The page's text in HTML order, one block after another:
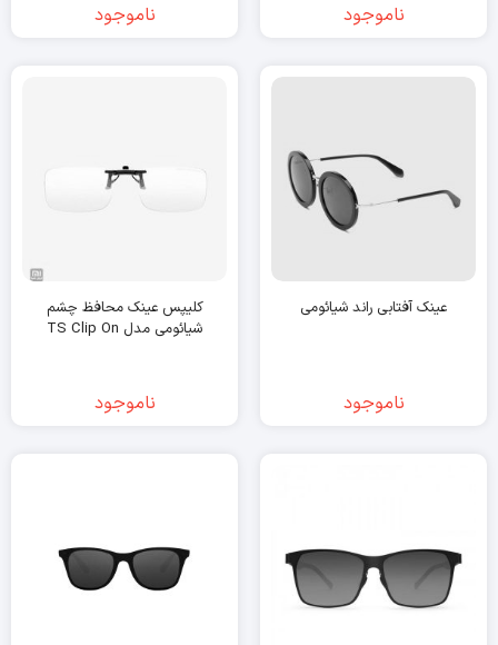
ناموجود ناموجود
عینک آفتابی راند شیائومی
ناموجود
کلیپس عینک محافظ چشم
شیائومی مدل TS Clip On
ناموجود